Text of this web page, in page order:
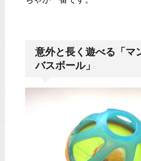
意外と長く遊べる「マ
バスボール」